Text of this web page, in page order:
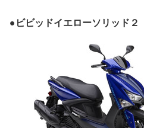
●ビビッドイエローソリッド２